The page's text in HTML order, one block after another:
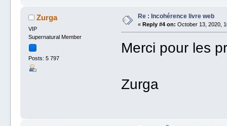
Zurga
VIP
Supernatural Member
Posts: 5 797
Re : Incohérence livre web
« Reply #4 on: October 13, 2020,
Merci pour les
Zurga